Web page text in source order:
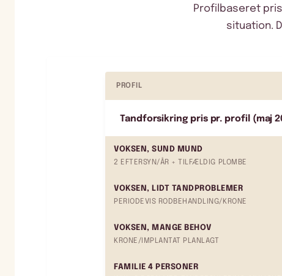
Profilbaseret
situation.
Tandforsikring pris pr. profil (maj
PROFIL
VOKSEN, SUND MUND
2 EFTERSYN/ÅR + TILFÆLDIG PLOMBE
VOKSEN, LIDT TANDPROBLEMER
PERIODEVIS RODBEHANDLING/KRONE
VOKSEN, MANGE BEHOV
KRONE/IMPLANTAT PLANLAGT
FAMILIE 4 PERSONER